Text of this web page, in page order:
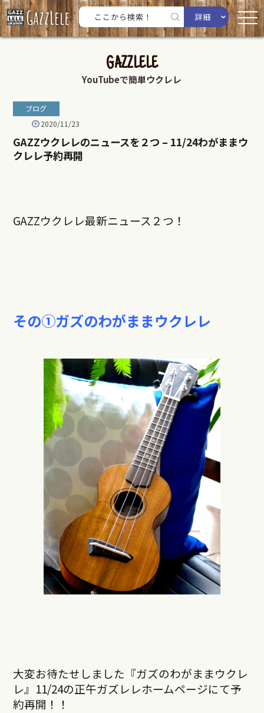
詳細
GAZZLELE
YouTubeで簡単ウクレレ
ブログ
2020/11/23
GAZZウクレレのニュースを２つ – 11/24わがままウ
クレレ予約再開
GAZZウクレレ最新ニュース２つ！
その①ガズのわがままウクレレ
大変お待たせしました『ガズのわがままウクレ
レ』 11/24の正午ガズレレホームページにて予
約再開 ！！